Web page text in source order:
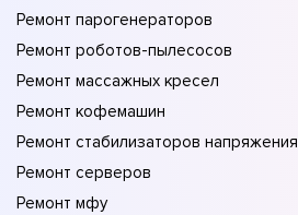
Ремонт парогенераторов
Ремонт роботов-пылесосов
Ремонт массажных кресел
Ремонт кофемашин
Ремонт стабилизаторов напряжения
Ремонт серверов
Ремонт мфу